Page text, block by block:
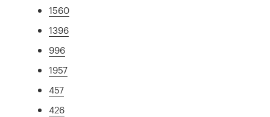
1560
1396
996
1957
457
426